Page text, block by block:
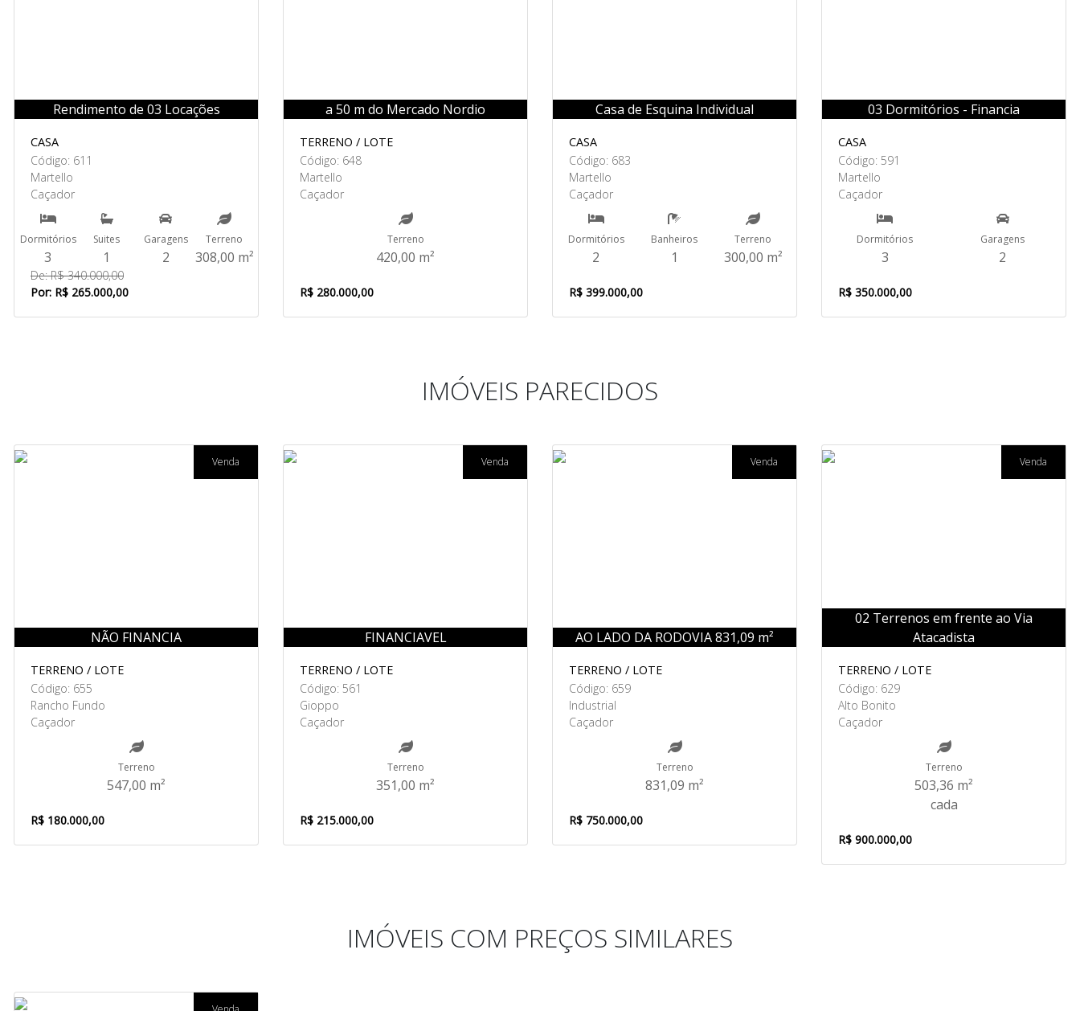
Rendimento de 03 Locações
CASA
Código: 611
Martello
Caçador
Dormitórios
3
Suites
1
Garagens
2
Terreno
308,00 m²
De: R$ 340.000,00
Por: R$ 265.000,00
a 50 m do Mercado Nordio
TERRENO / LOTE
Código: 648
Martello
Caçador
Terreno
420,00 m²
R$ 280.000,00
Casa de Esquina Individual
CASA
Código: 683
Martello
Caçador
Dormitórios
2
Banheiros
1
Terreno
300,00 m²
R$ 399.000,00
03 Dormitórios - Financia
CASA
Código: 591
Martello
Caçador
Dormitórios
3
Garagens
2
R$ 350.000,00
IMÓVEIS PARECIDOS
Venda
NÃO FINANCIA
TERRENO / LOTE
Código: 655
Rancho Fundo
Caçador
Terreno
547,00 m²
R$ 180.000,00
Venda
FINANCIAVEL
TERRENO / LOTE
Código: 561
Gioppo
Caçador
Terreno
351,00 m²
R$ 215.000,00
Venda
AO LADO DA RODOVIA 831,09 m²
TERRENO / LOTE
Código: 659
Industrial
Caçador
Terreno
831,09 m²
R$ 750.000,00
Venda
02 Terrenos em frente ao Via
Atacadista
TERRENO / LOTE
Código: 629
Alto Bonito
Caçador
Terreno
503,36 m²
cada
R$ 900.000,00
IMÓVEIS COM PREÇOS SIMILARES